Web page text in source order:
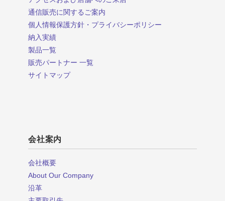
通信販売に関するご案内
個人情報保護方針・プライバシーポリシー
納入実績
製品一覧
販売パートナー 一覧
サイトマップ
会社案内
会社概要
About Our Company
沿革